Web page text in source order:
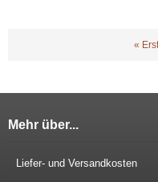
«
Mehr über...
Liefer- und Versandkosten